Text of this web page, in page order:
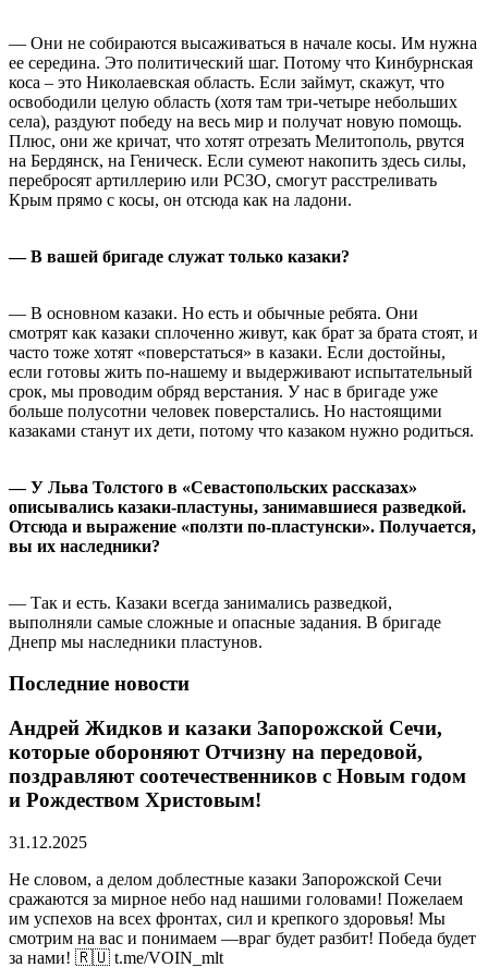
— Они не собираются высаживаться в начале косы. Им нужна
ее середина. Это политический шаг. Потому что Кинбурнская
коса – это Николаевская область. Если займут, скажут, что
освободили целую область (хотя там три-четыре небольших
села), раздуют победу на весь мир и получат новую помощь.
Плюс, они же кричат, что хотят отрезать Мелитополь, рвутся
на Бердянск, на Геническ. Если сумеют накопить здесь силы,
перебросят артиллерию или РСЗО, смогут расстреливать
Крым прямо с косы, он отсюда как на ладони.
— В вашей бригаде служат только казаки?
— В основном казаки. Но есть и обычные ребята. Они
смотрят как казаки сплоченно живут, как брат за брата стоят, и
часто тоже хотят «поверстаться» в казаки. Если достойны,
если готовы жить по-нашему и выдерживают испытательный
срок, мы проводим обряд верстания. У нас в бригаде уже
больше полусотни человек поверстались. Но настоящими
казаками станут их дети, потому что казаком нужно родиться.
— У Льва Толстого в «Севастопольских рассказах»
описывались казаки-пластуны, занимавшиеся разведкой.
Отсюда и выражение «ползти по-пластунски». Получается,
вы их наследники?
— Так и есть. Казаки всегда занимались разведкой,
выполняли самые сложные и опасные задания. В бригаде
Днепр мы наследники пластунов.
Последние новости
Андрей Жидков и казаки Запорожской Сечи,
которые обороняют Отчизну на передовой,
поздравляют соотечественников с Новым годом
и Рождеством Христовым!
31.12.2025
Не словом, а делом доблестные казаки Запорожской Сечи
сражаются за мирное небо над нашими головами! Пожелаем
им успехов на всех фронтах, сил и крепкого здоровья! Мы
смотрим на вас и понимаем —враг будет разбит! Победа будет
за нами! 🇷🇺 t.me/VOIN_mlt